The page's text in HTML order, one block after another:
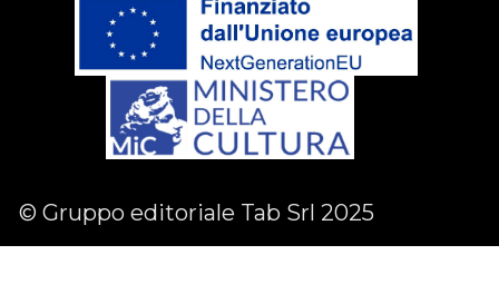
© Gruppo editoriale Tab Srl 2025